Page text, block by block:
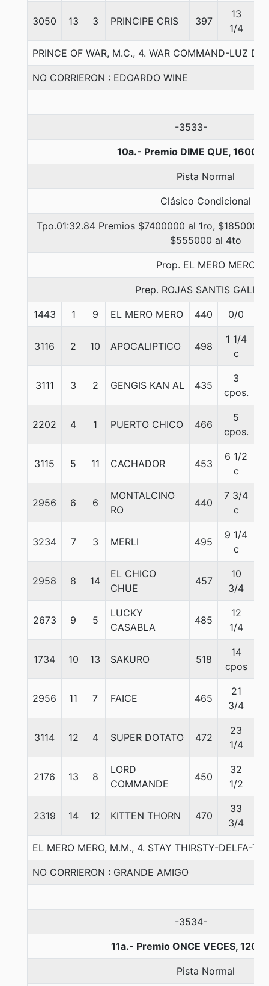
3050 13 3 PRINCIPE CRIS 397
13
1/4
PRINCE OF WAR, M.C., 4. WAR COMMAND-LUZ
NO CORRIERON : EDOARDO WINE
-3533-
10a.- Premio DIME QUE, 1600
Pista Normal
Clásico Condicional
Tpo.01:32.84 Premios $7400000 al 1ro,
$555000 al 4to
Prop. EL MERO MERO
Prep. ROJAS SANTIS
1443 1 9 EL MERO MERO 440 0/0
3116 2 10 APOCALIPTICO 498
1 1/4
c
3111 3 2 GENGIS KAN AL 435
3
cpos.
2202 4 1 PUERTO CHICO 466
5
cpos.
3115 5 11 CACHADOR 453
6 1/2
c
2956 6 6
MONTALCINO
RO
440
7 3/4
c
3234 7 3 MERLI 495
9 1/4
c
2958 8 14
EL CHICO
CHUE
457
10
3/4
2673 9 5
LUCKY
CASABLA
485
12
1/4
1734 10 13 SAKURO 518
14
cpos
2956 11 7 FAICE 465
21
3/4
3114 12 4 SUPER DOTATO 472
23
1/4
2176 13 8
LORD
COMMANDE
450
32
1/2
2319 14 12 KITTEN THORN 470
33
3/4
EL MERO MERO, M.M., 4. STAY THIRSTY-DELFA-
NO CORRIERON : GRANDE AMIGO
-3534-
11a.- Premio ONCE VECES,
Pista Normal